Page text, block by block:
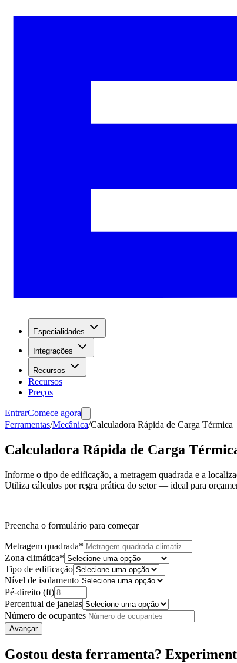
Especialidades
Integrações
Recursos
Recursos
Preços
EntrarComece agora
Ferramentas/Mecânica/Calculadora Rápida de Carga Térmica
Calculadora Rápida de Carga
Informe o tipo de edificação, a metragem quadrada e a
Utiliza cálculos por regra prática do setor — ideal para
Preencha o formulário para começar
Metragem quadrada*
Zona climática*
Tipo de edificação
Nível de isolamento
Pé-direito (ft)
Percentual de janelas
Número de ocupantes
Avançar
Gostou desta ferramenta?